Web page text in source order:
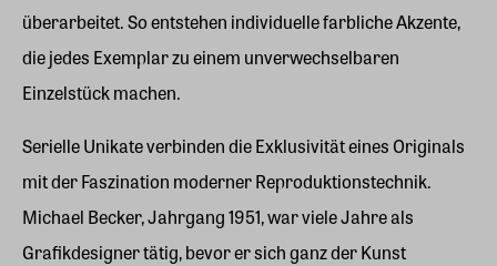
überarbeitet. So entstehen individuelle farbliche Akzente,
die jedes Exemplar zu einem unverwechselbaren
Einzelstück machen.
Serielle Unikate verbinden die Exklusivität eines Originals
mit der Faszination moderner Reproduktionstechnik.
Michael Becker, Jahrgang 1951, war viele Jahre als
Grafikdesigner tätig, bevor er sich ganz der Kunst